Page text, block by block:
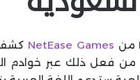
NetEase Games كشف